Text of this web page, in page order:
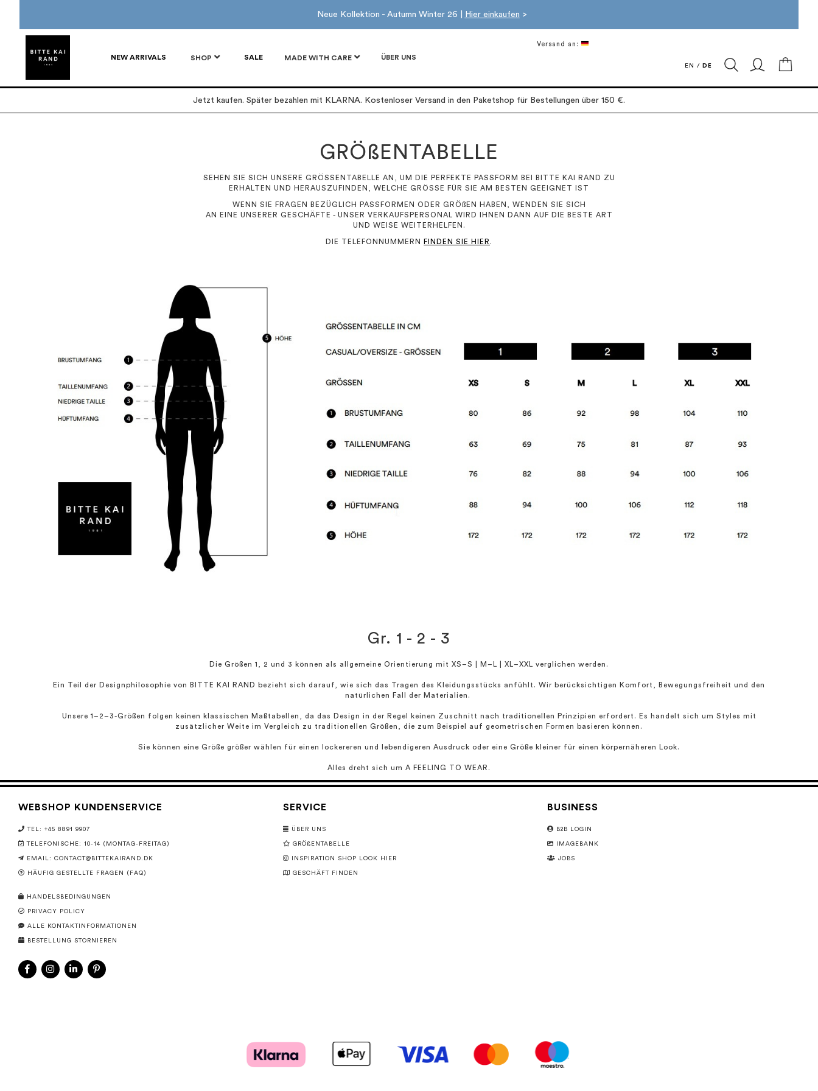
Neue Kollektion - Autumn Winter 26 | Hier einkaufen >
NEW ARRIVALS SHOP SALE MADE WITH CARE ÜBER UNS
Versand an:
EN / DE
Jetzt kaufen. Später bezahlen mit KLARNA. Kostenloser Versand in den Paketshop für Bestellungen über 150 €.
GRÖßENTABELLE
SEHEN SIE SICH UNSERE GRÖSSENTABELLE AN, UM DIE PERFEKTE PASSFORM BEI BITTE KAI RAND ZU
ERHALTEN UND HERAUSZUFINDEN, WELCHE GRÖSSE FÜR SIE AM BESTEN GEEIGNET IST
WENN SIE FRAGEN BEZÜGLICH PASSFORMEN ODER GRÖßEN HABEN, WENDEN SIE SICH
AN EINE UNSERER GESCHÄFTE - UNSER VERKAUFSPERSONAL WIRD IHNEN DANN AUF DIE BESTE ART
UND WEISE WEITERHELFEN.
DIE TELEFONNUMMERN FINDEN SIE HIER .
Gr. 1 - 2 - 3
Die Größen 1, 2 und 3 können als allgemeine Orientierung mit XS–S | M–L | XL–XXL verglichen werden.
Ein Teil der Designphilosophie von BITTE KAI RAND
bezieht sich darauf, wie sich das Tragen des Kleidungsstücks anfühlt. Wir berücksichtigen Komfort, Bewegungsfreiheit und den
natürlichen Fall der Materialien.
Unsere 1–2–3-Größen folgen keinen klassischen Maßtabellen, da das Design in der Regel keinen Zuschnitt nach traditionellen Prinzipien erfordert. Es handelt sich um Styles mit
zusätzlicher Weite im Vergleich zu traditionellen Größen, die zum Beispiel auf geometrischen Formen basieren können.
Sie können eine Größe größer wählen für einen lockereren und lebendigeren Ausdruck oder eine Größe kleiner für einen körpernäheren Look.
Alles dreht sich um A FEELING TO WEAR.
WEBSHOP KUNDENSERVICE
TEL: +45 8891 9907
TELEFONISCHE: 10-14 (MONTAG-FREITAG)
EMAIL: CONTACT@BITTEKAIRAND.DK
HÄUFIG GESTELLTE FRAGEN (FAQ)
HANDELSBEDINGUNGEN
PRIVACY POLICY
ALLE KONTAKTINFORMATIONEN
BESTELLUNG STORNIEREN
SERVICE
ÜBER UNS
GRÖßENTABELLE
INSPIRATION SHOP LOOK HIER
GESCHÄFT FINDEN
BUSINESS
B2B LOGIN
IMAGEBANK
JOBS